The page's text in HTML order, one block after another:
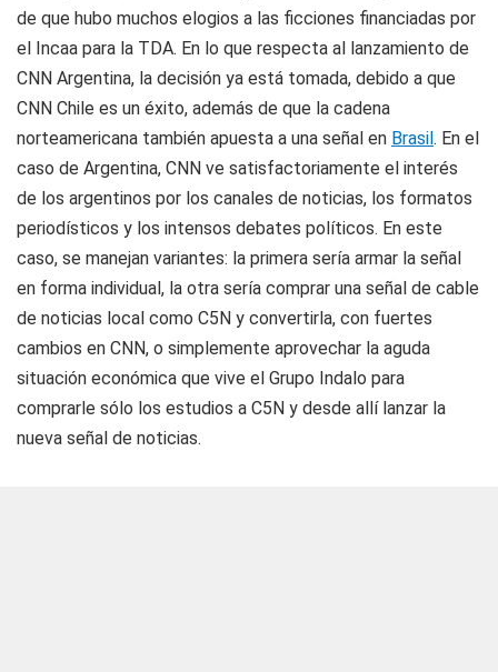
de que hubo muchos elogios a las ficciones financiadas por
el Incaa para la TDA. En lo que respecta al lanzamiento de
CNN Argentina, la decisión ya está tomada, debido a que
CNN Chile es un éxito, además de que la cadena
norteamericana también apuesta a una señal en Brasil. En el
caso de Argentina, CNN ve satisfactoriamente el interés
de los argentinos por los canales de noticias, los formatos
periodísticos y los intensos debates políticos. En este
caso, se manejan variantes: la primera sería armar la señal
en forma individual, la otra sería comprar una señal de cable
de noticias local como C5N y convertirla, con fuertes
cambios en CNN, o simplemente aprovechar la aguda
situación económica que vive el Grupo Indalo para
comprarle sólo los estudios a C5N y desde allí lanzar la
nueva señal de noticias.